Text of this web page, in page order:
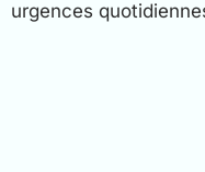
urgences